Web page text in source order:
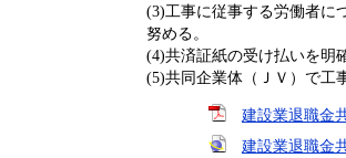
(3)工事に従事する労働者に
努める。
(4)共済証紙の受け払いを明
(5)共同企業体（ＪＶ）で工
建設業退職金
建設業退職金